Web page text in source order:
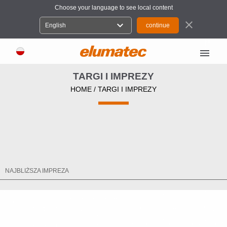
Choose your language to see local content
English expand_more close
menu
TARGI I IMPREZY
HOME / TARGI I IMPREZY
NAJBLIŻSZA IMPREZA